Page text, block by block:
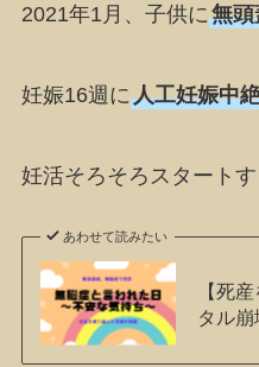
2021年1月、子供に無頭
妊娠16週に人工妊娠中
妊活そろそろスタートす
あわせて読みたい
【死
タル